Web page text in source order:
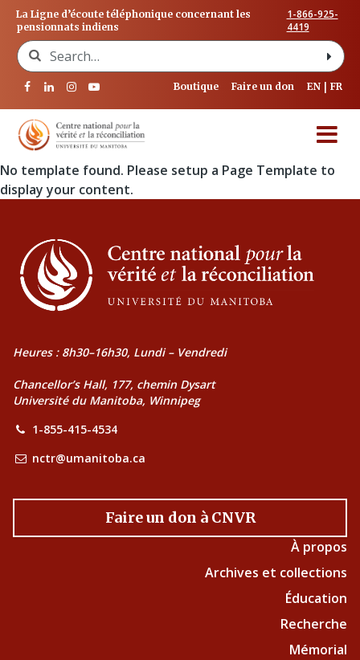
La Ligne d’écoute téléphonique concernant les
pensionnats indiens
1-866-925-
4419
Search for:
Boutique Faire un don EN FR
No template found. Please setup a Page Template to
display your content.
Heures : 8h30–16h30, Lundi – Vendredi
Chancellor’s Hall, 177, chemin Dysart
Université du Manitoba, Winnipeg
1-855-415-4534
nctr@umanitoba.ca
Faire un don à CNVR
À propos
Archives et collections
Éducation
Recherche
Mémorial